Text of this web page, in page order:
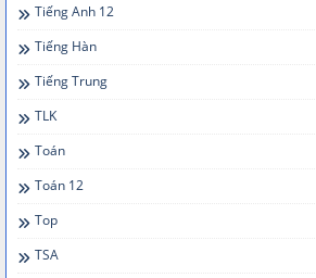
Tiếng Anh 12
Tiếng Hàn
Tiếng Trung
TLK
Toán
Toán 12
Top
TSA